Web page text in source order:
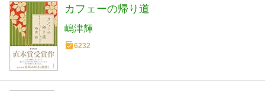
カフェーの帰り道
嶋津輝
6232